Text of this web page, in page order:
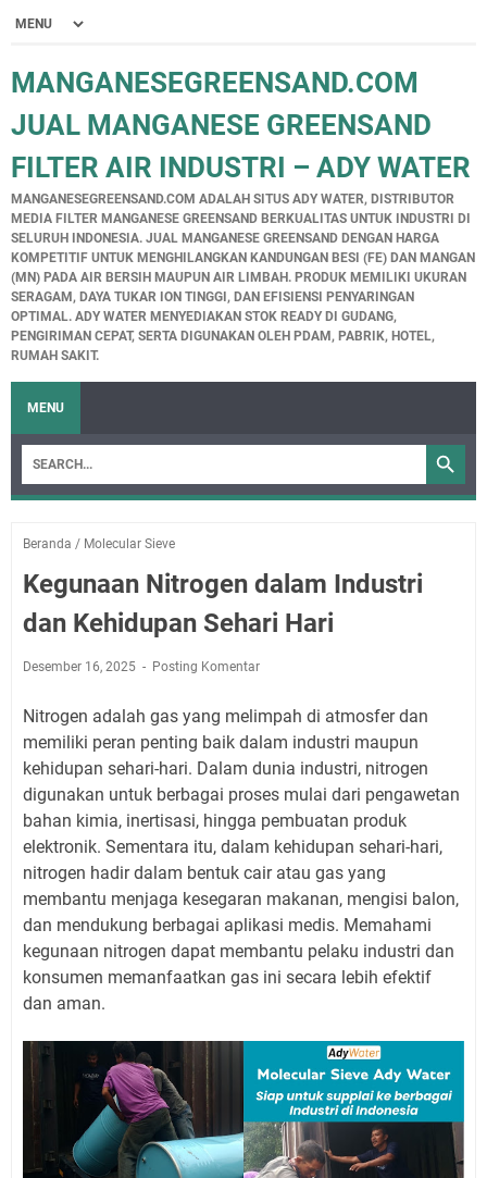
MANGANESEGREENSAND.COM
JUAL MANGANESE GREENSAND
FILTER AIR INDUSTRI – ADY WATER
MANGANESEGREENSAND.COM ADALAH SITUS ADY WATER, DISTRIBUTOR
MEDIA FILTER MANGANESE GREENSAND BERKUALITAS UNTUK INDUSTRI DI
SELURUH INDONESIA. JUAL MANGANESE GREENSAND DENGAN HARGA
KOMPETITIF UNTUK MENGHILANGKAN KANDUNGAN BESI (FE) DAN MANGAN
(MN) PADA AIR BERSIH MAUPUN AIR LIMBAH. PRODUK MEMILIKI UKURAN
SERAGAM, DAYA TUKAR ION TINGGI, DAN EFISIENSI PENYARINGAN
OPTIMAL. ADY WATER MENYEDIAKAN STOK READY DI GUDANG,
PENGIRIMAN CEPAT, SERTA DIGUNAKAN OLEH PDAM, PABRIK, HOTEL,
RUMAH SAKIT.
MENU
Beranda / Molecular Sieve
Kegunaan Nitrogen dalam Industri
dan Kehidupan Sehari Hari
Desember 16, 2025 Posting Komentar
Nitrogen adalah gas yang melimpah di atmosfer dan
memiliki peran penting baik dalam industri maupun
kehidupan sehari-hari. Dalam dunia industri, nitrogen
digunakan untuk berbagai proses mulai dari pengawetan
bahan kimia, inertisasi, hingga pembuatan produk
elektronik. Sementara itu, dalam kehidupan sehari-hari,
nitrogen hadir dalam bentuk cair atau gas yang
membantu menjaga kesegaran makanan, mengisi balon,
dan mendukung berbagai aplikasi medis. Memahami
kegunaan nitrogen dapat membantu pelaku industri dan
konsumen memanfaatkan gas ini secara lebih efektif
dan aman.